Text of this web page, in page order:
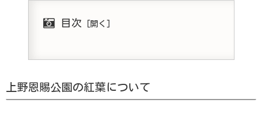
目次
上野恩賜公園の紅葉について